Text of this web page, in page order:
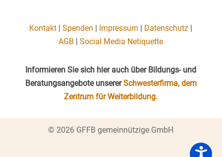
Kontakt |Spenden | Impressum | Datenschutz |
AGB |Social Media Netiquette
Informieren Sie sich hier auch über Bildungs- und
Beratungsangebote unsererSchwesterfirma, dem
Zentrum für Weiterbildung.
© 2026 GFFB gemeinnützige GmbH